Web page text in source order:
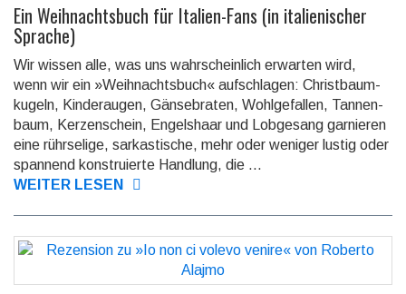
Ein Weihnachtsbuch für Italien-Fans (in italienischer
Sprache)
Wir wissen alle, was uns wahrschein­lich erwarten wird,
wenn wir ein »Weih­nachts­buch« auf­schlagen: Christ­baum­
kugeln, Kinder­augen, Gänse­braten, Wohlge­fallen, Tannen­
baum, Kerzen­schein, Engels­haar und Lob­gesang garnieren
eine rühr­selige, sarkas­tische, mehr oder weniger lustig oder
spannend konstru­ierte Handlung, die ...
WEITER LESEN